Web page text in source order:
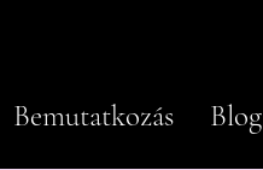
Bemutatkozás Blog